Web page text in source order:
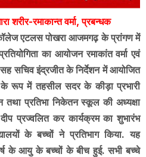
शरीर-रमाकान्त वर्मा, प्रबन्धक
एटलस पोखरा आजमगढ़ के प्रांगण में
का आयोजन रमाकांत वर्मा एवं
सचिव इंद्रजीत के निर्देशन में आयोजित
रूप में तहसील सदर के कीड़ा प्रभारी
तथा प्रतिभा निकेतन स्कूल की अध्यक्षा
प्रज्वलित कर कार्यक्रम का शुभारंभ
के बच्चों ने प्रतिभाग किया. यह
वर्ष के आयु के बच्चों के बीच हुई. सभी बच्चे